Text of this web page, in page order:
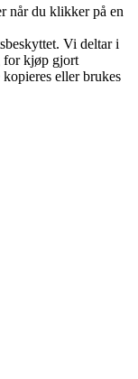
når du klikker på en
Vi deltar i
for kjøp gjort
eller brukes